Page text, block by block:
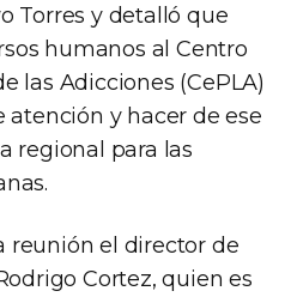
Torres y detalló que
humanos al Centro
las Adicciones (CePLA)
atención y hacer de ese
regional para las
reunión el director de
Cortez, quien es